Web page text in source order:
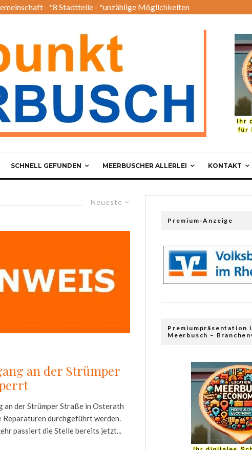
- *8 Stadtteile - *unzählige Möglichkeiten
SCHNELL GEFUNDEN MEERBUSCHER ALLERLEI KONTAKT
Neueste
an der Strümper
an der Strümper Straße in Osterath
Reparaturen durchgeführt werden.
passiert die Stelle bereits jetzt...
Premium-Anzeige
Premiumpräsentation
Meerbusch –